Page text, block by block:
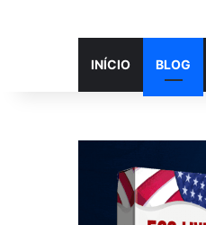
INÍCIO BLOG